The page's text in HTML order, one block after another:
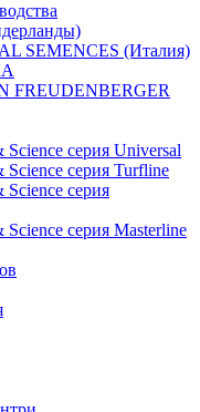
SEMENCES (Италия)
FREUDENBERGER
серия Universal
серия Turfline
серия
серия Masterline